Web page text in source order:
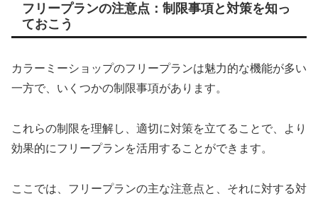
フリープランの注意点：制限事項と対策を知っ
ておこう
カラーミーショップのフリープランは魅力的な機能が多い
一方で、いくつかの制限事項があります。
これらの制限を理解し、適切に対策を立てることで、より
効果的にフリープランを活用することができます。
ここでは、フリープランの主な注意点と、それに対する対